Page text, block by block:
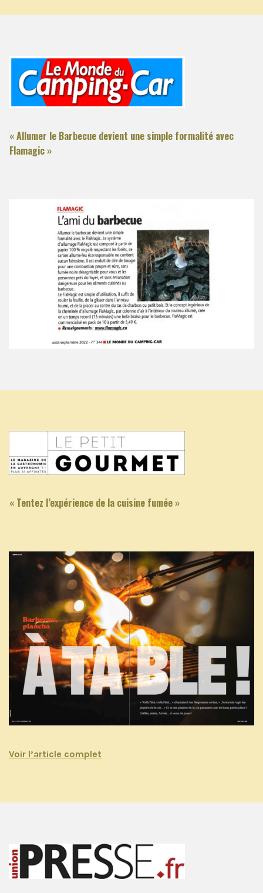
« Allumer le Barbecue devient une simple formalité avec
Flamagic »
« Tentez l’expérience de la cuisine fumée »
Voir l’article complet